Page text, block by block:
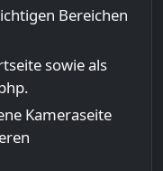
Bereichen
sowie als
Kameraseite